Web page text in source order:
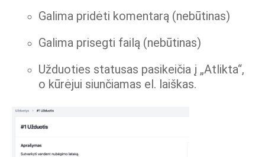
Galima pridėti komentarą (nebūtinas)
Galima prisegti failą (nebūtinas)
Užduoties statusas pasikeičia į „Atlikta“,
o kūrėjui siunčiamas el. laiškas.